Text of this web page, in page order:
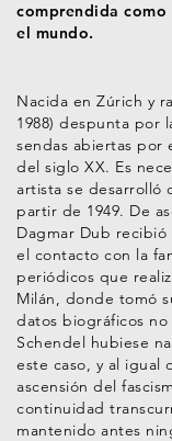
comprendida
el mundo.
Nacida en Zúrich y
1988) despunta por
sendas abiertas por
del siglo XX. Es
artista se desarrolló
partir de 1949. De
Dagmar Dub
el contacto con la
periódicos que
Milán, donde tomó
datos biográficos
Schendel hubiese
este caso, y al igual
ascensión del
continuidad
mantenido antes